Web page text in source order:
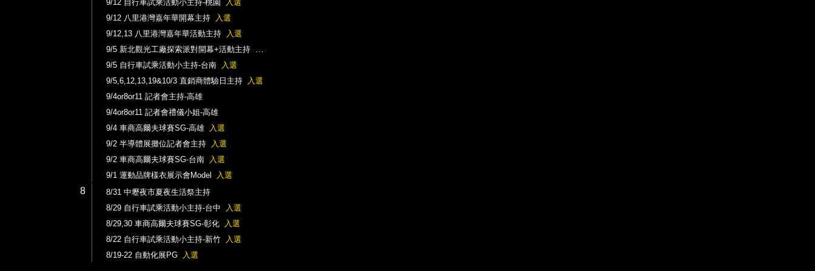
9/12 自行車試乘活動小主持-桃園
入選
9/12 八里港灣嘉年華開幕主持
入選
9/12,13 八里港灣嘉年華活動主持
入選
入選
9/5 自行車試乘活動小主持-台南
入選
9/5,6,12,13,19&10/3 直銷商體驗日主持
入選
9/4or8or11 記者會主持-高雄
9/4or8or11 記者會禮儀小姐-高雄
9/4 車商高爾夫球賽SG-高雄
入選
9/2 半導體展攤位記者會主持
入選
9/2 車商高爾夫球賽SG-台南
入選
9/1 運動品牌樣衣展示會Model
入選
8
8/31 中壢夜市夏夜生活祭主持
8/29 自行車試乘活動小主持-台中
入選
8/29,30 車商高爾夫球賽SG-彰化
入選
8/22 自行車試乘活動小主持-新竹
入選
8/19-22 自動化展PG
入選